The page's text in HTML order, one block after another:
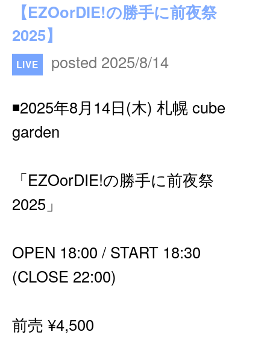
【EZOorDIE!の勝手に前夜祭
2025】
LIVE posted 2025/8/14
◾️2025年8月14日(木) 札幌 cube
garden
「EZOorDIE!の勝手に前夜祭
2025」
OPEN 18:00 / START 18:30
(CLOSE 22:00)
前売 ¥4,500